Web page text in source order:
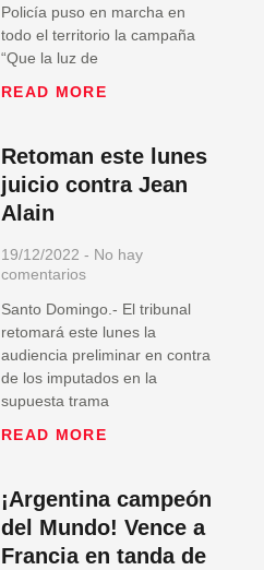
Policía puso en marcha en
todo el territorio la campaña
“Que la luz de
READ MORE
Retoman este lunes
juicio contra Jean
Alain
19/12/2022
No hay
comentarios
Santo Domingo.- El tribunal
retomará este lunes la
audiencia preliminar en contra
de los imputados en la
supuesta trama
READ MORE
¡Argentina campeón
del Mundo! Vence a
Francia en tanda de